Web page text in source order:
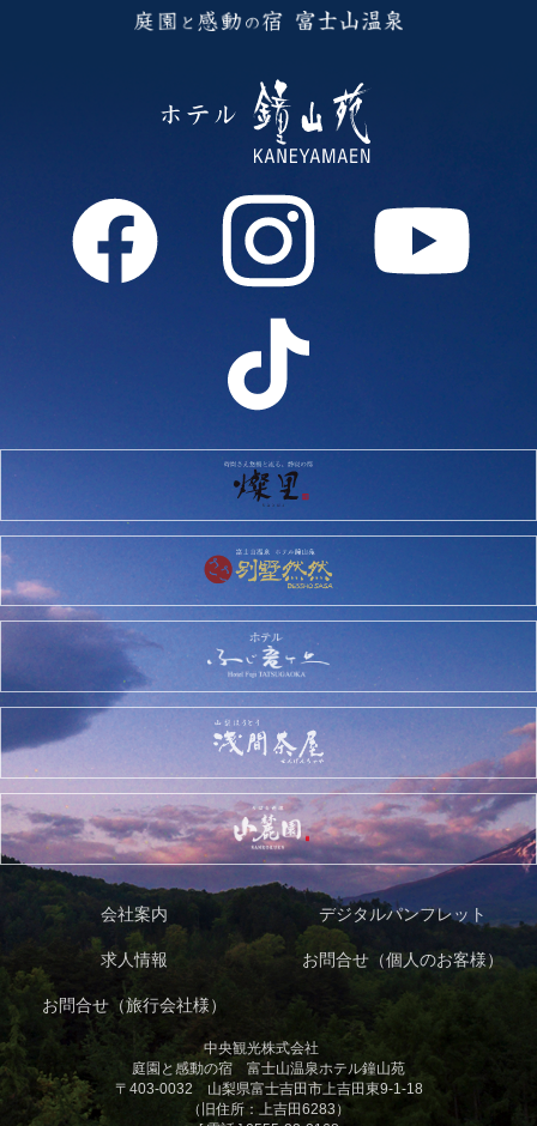
会社案内 デジタルパンフレット
求人情報 お問合せ（個人のお客様）
お問合せ（旅行会社様）
中央観光株式会社
庭園と感動の宿 富士山温泉ホテル鐘山苑
〒403-0032 山梨県富士吉田市上吉田東9-1-18
（旧住所：上吉田6283）